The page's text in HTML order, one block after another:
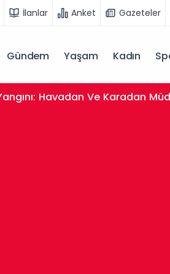
İlanlar Anket Gazeteler
Gündem Yaşam Kadın
Havadan Ve Karadan